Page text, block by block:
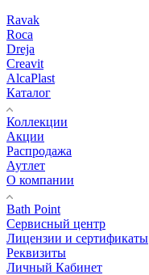
Ravak
Roca
Dreja
Creavit
AlcaPlast
Каталог
Коллекции
Акции
Распродажа
Аутлет
О компании
Bath Point
Сервисный центр
Лицензии и сертификаты
Реквизиты
Личный Кабинет